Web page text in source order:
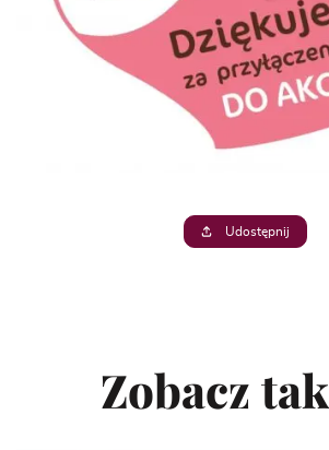
Udostępnij
Zobacz